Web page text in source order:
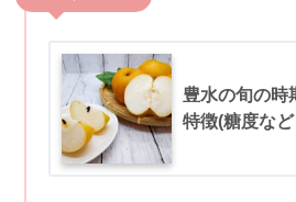
豊水の旬の時
特徴(糖度な